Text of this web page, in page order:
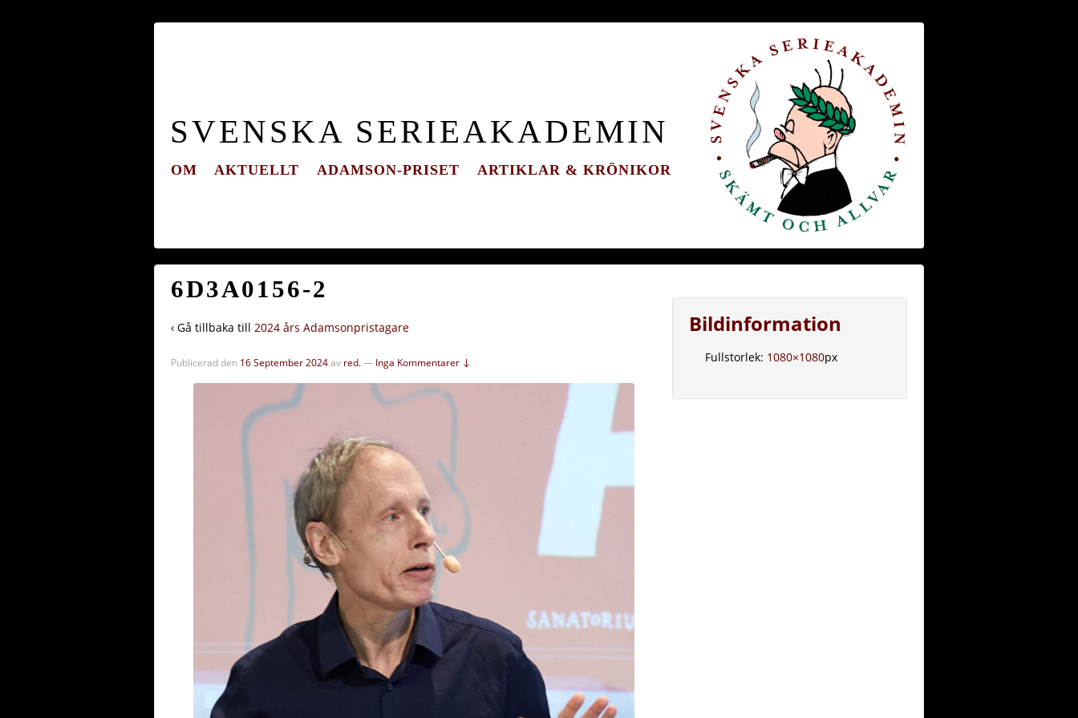
SVENSKA SERIEAKADEMIN
OM AKTUELLT ADAMSON-PRISET ARTIKLAR & KRÖNIKOR
6D3A0156-2
‹ Gå tillbaka till 2024 års Adamsonpristagare
Publicerad den 16 September 2024av red.— Inga Kommentarer ↓
Bildinformation
Fullstorlek: 1080×1080px